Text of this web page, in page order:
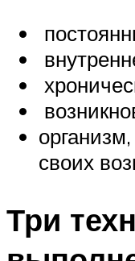
своих
Три